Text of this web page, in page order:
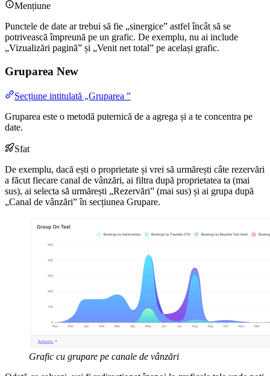
Mențiune
Punctele de date ar trebui să fie „sinergice” astfel încât să se
potrivească împreună pe un grafic. De exemplu, nu ai include
„Vizualizări pagină” și „Venit net total” pe același grafic.
Gruparea New
Secțiune intitulată „Gruparea ”
Gruparea este o metodă puternică de a agrega și a te concentra pe
date.
Sfat
De exemplu, dacă ești o proprietate și vrei să urmărești câte rezervări
a făcut fiecare canal de vânzări, ai filtra după proprietatea ta (mai
sus), ai selecta să urmărești „Rezervări” (mai sus) și ai grupa după
„Canal de vânzări” în secțiunea Grupare.
Grafic cu grupare pe canale de vânzări